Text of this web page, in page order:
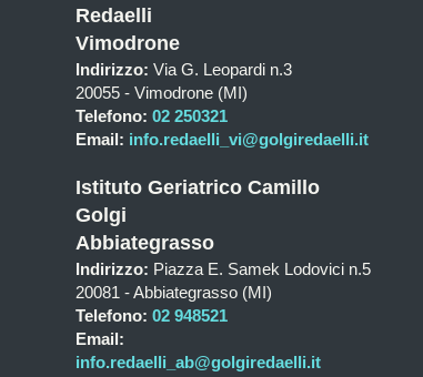
Redaelli
Vimodrone
Indirizzo: Via G. Leopardi n.3
20055 - Vimodrone (MI)
Telefono: 02 250321
Email: info.redaelli_vi@golgiredaelli.it
Istituto Geriatrico Camillo
Golgi
Abbiategrasso
Indirizzo: Piazza E. Samek Lodovici n.5
20081 - Abbiategrasso (MI)
Telefono: 02 948521
Email:
info.redaelli_ab@golgiredaelli.it